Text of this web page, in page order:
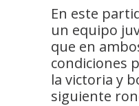
En este
un equipo
que en
condiciones
la victoria y
siguiente